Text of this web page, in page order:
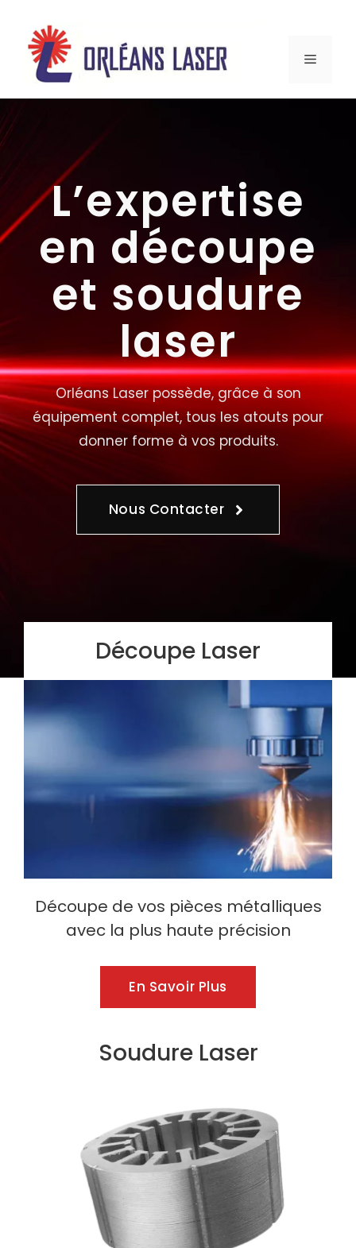
contenu
MENU
L’expertise
en découpe
et soudure
laser
Orléans Laser possède, grâce à son
équipement complet, tous les atouts pour
donner forme à vos produits.
Nous Contacter
Découpe Laser
Découpe de vos pièces métalliques
avec la plus haute précision
En Savoir Plus
Soudure Laser